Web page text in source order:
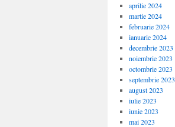
aprilie 2024
martie 2024
februarie 2024
ianuarie 2024
decembrie 2023
noiembrie 2023
octombrie 2023
septembrie 2023
august 2023
iulie 2023
iunie 2023
mai 2023